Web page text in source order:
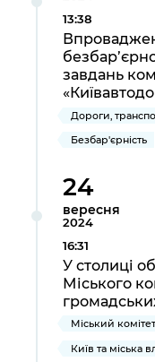
Підприємства,
Kyiv
Річні звіти
Гендерна
Київська міська
Портал
Безбар'єрність
Портал послуг
Міський
Важливе під час
Уряд» – місцевий
Важливе під
Про відкриті дані
Портал даних
Публічні
13:38
завдань
Безбар'єрність
24
вересня
2024
16:31
У столиці
Міського
Київ та міська